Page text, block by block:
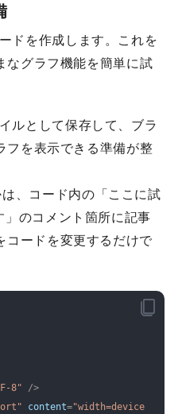
ドを作成します。これを
なグラフ機能を簡単に試
ルとして保存して、ブラ
フを表示できる準備が整
、コード内の「ここに試
」のコメント箇所に記事
コードを変更するだけで
8" />
content="width=device-